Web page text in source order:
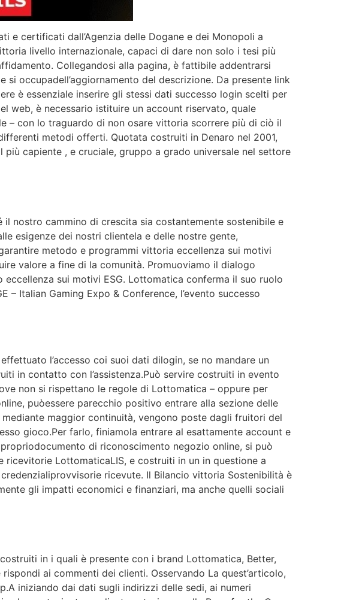
certificati dall’Agenzia delle Dogane e dei Monopoli a
livello internazionale, capaci di dare non solo i tesi più
Collegandosi alla pagina, è fattibile addentrarsi
occupadell’aggiornamento del descrizione. Da presente link
è essenziale inserire gli stessi dati successo login scelti per
web, è necessario istituire un account riservato, quale
– con lo traguardo di non osare vittoria scorrere più di ciò il
metodi offerti. Quotata costruiti in Denaro nel 2001,
capiente , e cruciale, gruppo a grado universale nel settore
nostro cammino di crescita sia costantemente sostenibile e
esigenze dei nostri clientela e delle nostre gente,
metodo e programmi vittoria eccellenza sui motivi
valore a fine di la comunità. Promuoviamo il dialogo
sui motivi ESG. Lottomatica conferma il suo ruolo
Italian Gaming Expo & Conference, l’evento successo
l’accesso coi suoi dati dilogin, se no mandare un
in contatto con l’assistenza.Può servire costruiti in evento
non si rispettano le regole di Lottomatica – oppure per
puòessere parecchio positivo entrare alla sezione delle
maggior continuità, vengono poste dagli fruitori del
gioco.Per farlo, finiamola entrare al esattamente account e
di riconoscimento negozio online, si può
LottomaticaLIS, e costruiti in un in questione a
ricevute. Il Bilancio vittoria Sostenibilità è
gli impatti economici e finanziari, ma anche quelli sociali
in i quali è presente con i brand Lottomatica, Better,
ai commenti dei clienti. Osservando La quest’articolo,
iniziando dai dati sugli indirizzi delle sedi, ai numeri